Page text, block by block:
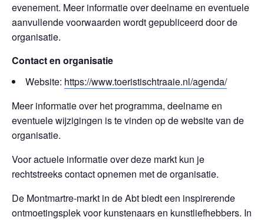
evenement. Meer informatie over deelname en eventuele
aanvullende voorwaarden wordt gepubliceerd door de
organisatie.
Contact en organisatie
Website: https://www.toeristischtraaie.nl/agenda/
Meer informatie over het programma, deelname en
eventuele wijzigingen is te vinden op de website van de
organisatie.
Voor actuele informatie over deze markt kun je
rechtstreeks contact opnemen met de organisatie.
De Montmartre-markt in de Abt biedt een inspirerende
ontmoetingsplek voor kunstenaars en kunstliefhebbers. In